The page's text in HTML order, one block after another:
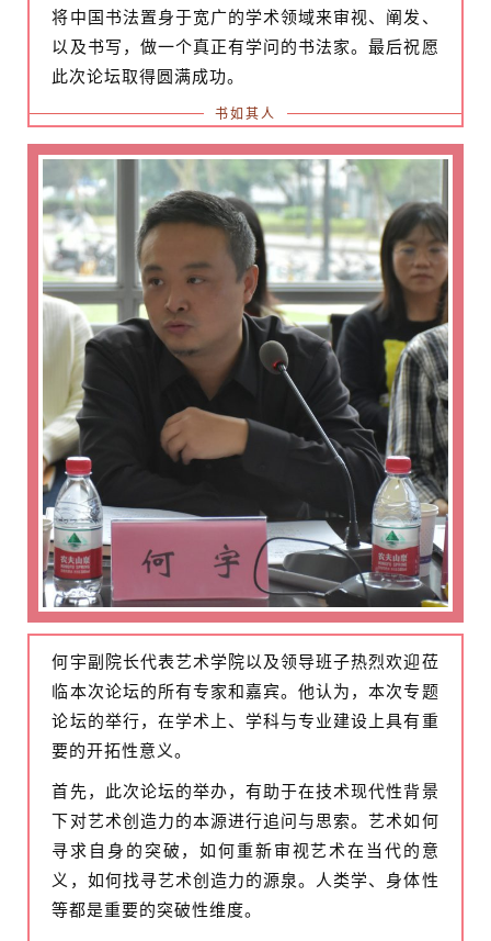
将中国书法置身于宽广的学术领域来审视、阐发、
以及书写，做一个真正有学问的书法家。最后祝愿
此次论坛取得圆满成功。
书如其人
何宇副院长代表艺术学院以及领导班子热烈欢迎莅
临本次论坛的所有专家和嘉宾。他认为，本次专题
论坛的举行，在学术上、学科与专业建设上具有重
要的开拓性意义。
首先，此次论坛的举办，有助于在技术现代性背景
下对艺术创造力的本源进行追问与思索。艺术如何
寻求自身的突破，如何重新审视艺术在当代的意
义，如何找寻艺术创造力的源泉。人类学、身体性
等都是重要的突破性维度。